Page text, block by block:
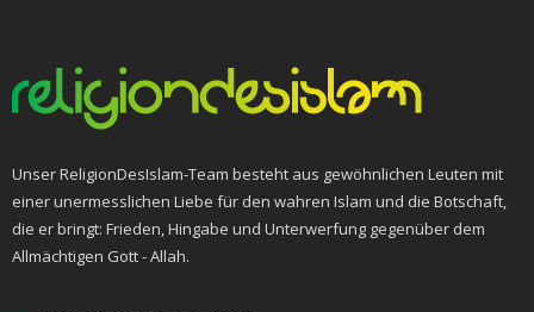
Unser ReligionDesIslam-Team besteht aus gewöhnlichen Leuten mit
einer unermesslichen Liebe für den wahren Islam und die Botschaft,
die er bringt: Frieden, Hingabe und Unterwerfung gegenüber dem
Allmächtigen Gott - Allah.